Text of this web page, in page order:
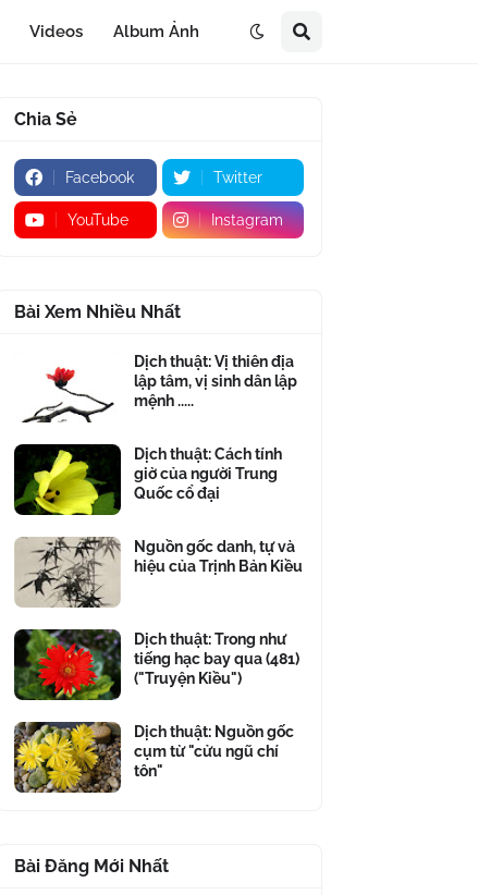
Videos Album Ảnh
Chia Sẻ
Facebook Twitter
YouTube Instagram
Bài Xem Nhiều Nhất
Dịch thuật: Vị thiên địa
lập tâm, vị sinh dân lập
mệnh .....
Dịch thuật: Cách tính
giờ của người Trung
Quốc cổ đại
Nguồn gốc danh, tự và
hiệu của Trịnh Bản Kiều
Dịch thuật: Trong như
tiếng hạc bay qua (481)
("Truyện Kiều")
Dịch thuật: Nguồn gốc
cụm từ "cửu ngũ chí
tôn"
Bài Đăng Mới Nhất